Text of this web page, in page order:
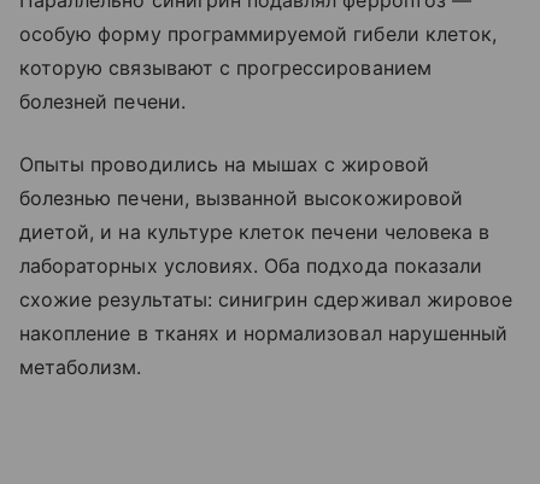
особую форму программируемой гибели клеток,
которую связывают с прогрессированием
болезней печени.
Опыты проводились на мышах с жировой
болезнью печени, вызванной высокожировой
диетой, и на культуре клеток печени человека в
лабораторных условиях. Оба подхода показали
схожие результаты: синигрин сдерживал жировое
накопление в тканях и нормализовал нарушенный
метаболизм.